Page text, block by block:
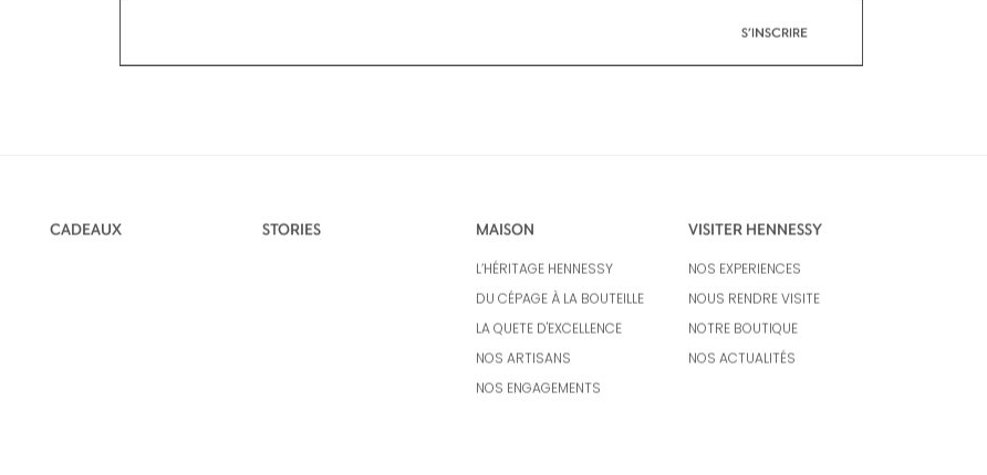
CADEAUX STORIES MAISON
L’HÉRITAGE HENNESSY
DU CÉPAGE À LA BOUTEILLE
LA QUETE D'EXCELLENCE
NOS ARTISANS
NOS ENGAGEMENTS
VISITER HENNESSY
NOS EXPERIENCES
NOUS RENDRE VISITE
NOTRE BOUTIQUE
NOS ACTUALITÉS